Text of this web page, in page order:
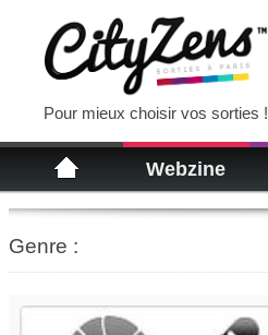
Pour mieux choisir vos sorties !
Webzine
Genre :